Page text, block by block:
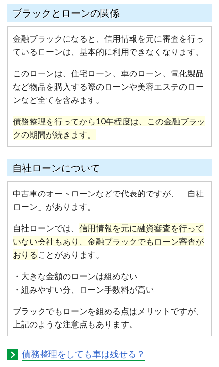
ブラックとローンの関係
金融ブラックになると、信用情報を元に審査を行っ
ているローンは、基本的に利用できなくなります。
このローンは、住宅ローン、車のローン、電化製品
など物品を購入する際のローンや美容エステのロー
ンなど全てを含みます。
債務整理を行ってから10年程度は、この金融ブラッ
クの期間が続きます。
自社ローンについて
中古車のオートローンなどで代表的ですが、「自社
ローン」があります。
自社ローンでは、 信用情報を元に融資審査を行って
いない会社もあり、金融ブラックでもローン審査が
おりることがあります。
・大きな金額のローンは組めない
・組みやすい分、ローン手数料が高い
ブラックでもローンを組める点はメリットですが、
上記のような注意点もあります。
債務整理をしても車は残せる？